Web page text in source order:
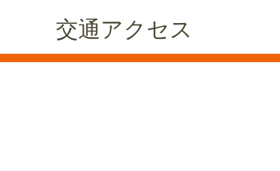
交通アクセス